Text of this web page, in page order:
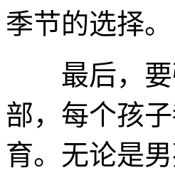
季节的选择。
最后，要
部，每个孩
育。无论是